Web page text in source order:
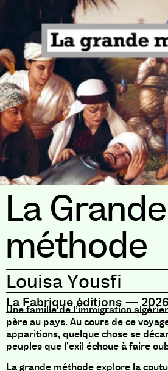
La Grande
méthode
Louisa Yousfi
La Fabrique éditions —2026
Une famille de l’immigration
père au pays. Au cours de ce
apparitions, quelque chose se
peuples que l’exil échoue à faire
La grande méthode explore la